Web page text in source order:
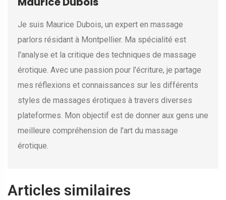
Je suis Maurice Dubois, un expert en massage
parlors résidant à Montpellier. Ma spécialité est
l'analyse et la critique des techniques de massage
érotique. Avec une passion pour l'écriture, je partage
mes réflexions et connaissances sur les différents
styles de massages érotiques à travers diverses
plateformes. Mon objectif est de donner aux gens une
meilleure compréhension de l'art du massage
érotique.
Articles similaires